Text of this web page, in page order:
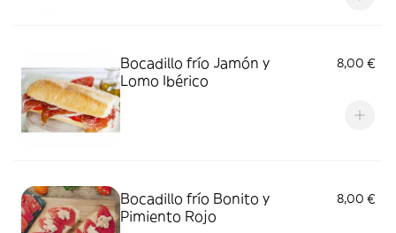
Bocadillo frío Jamón y
Lomo Ibérico
8,00 €
Bocadillo frío Bonito y
Pimiento Rojo
8,00 €